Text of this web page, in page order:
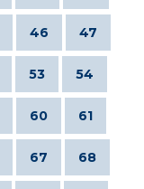
46 47
53 54
60 61
67 68